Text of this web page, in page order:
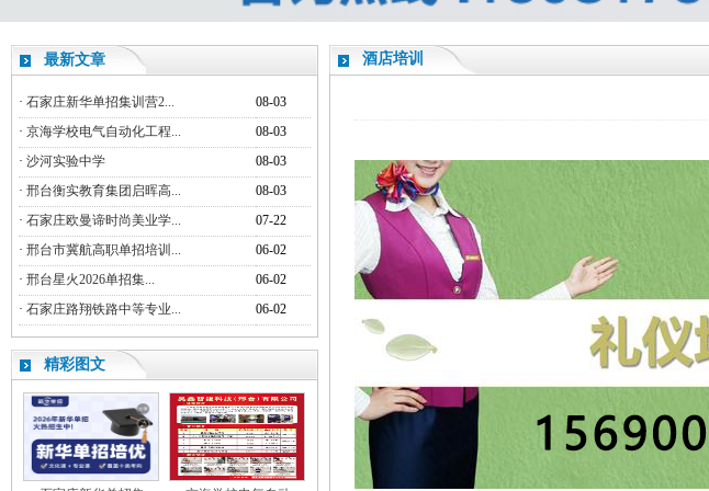
最新文章
· 石家庄新华单招集训营2...
08-03
· 京海学校电气自动化工程...
08-03
· 沙河实验中学
08-03
· 邢台衡实教育集团启晖高...
08-03
· 石家庄欧曼谛时尚美业学...
07-22
· 邢台市冀航高职单招培训...
06-02
· 邢台星火2026单招集...
06-02
· 石家庄路翔铁路中等专业... 06-02
精彩图文
酒店培训